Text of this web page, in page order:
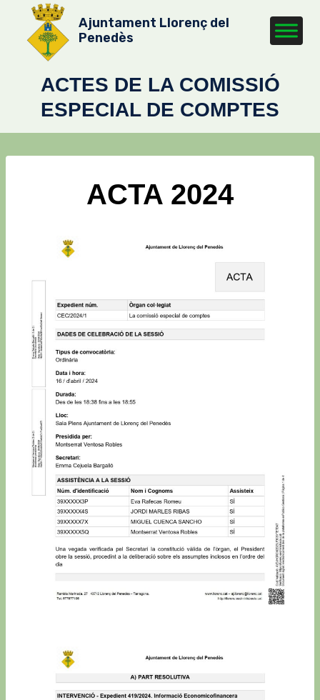
contingut
Ajuntament Llorenç del
Penedès
ACTES DE LA COMISSIÓ
ESPECIAL DE COMPTES​
ACTA 2024